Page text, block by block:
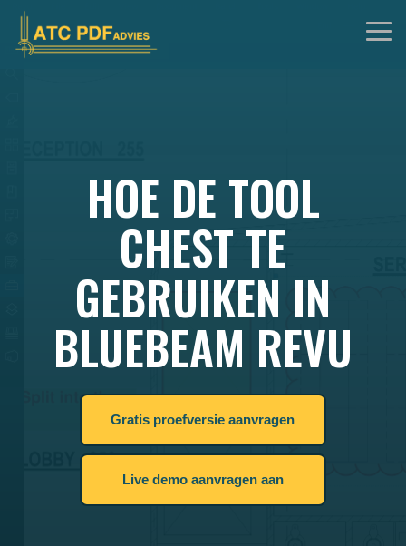
Skip
the
main
HOE DE TOOL
CHEST TE
GEBRUIKEN IN
BLUEBEAM REVU
Gratis proefversie aanvragen
Live demo aanvragen aan